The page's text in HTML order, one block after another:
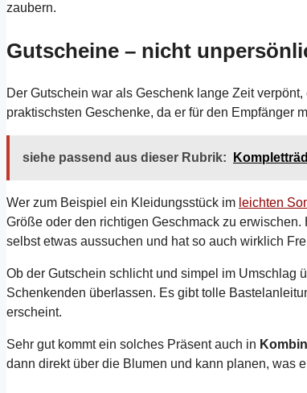
zaubern.
Gutscheine – nicht
Der Gutschein war als Geschenk lange Zeit
praktischsten Geschenke, da er für den Empfänger
siehe passend aus dieser Rubrik:
Wer zum Beispiel ein Kleidungsstück im leichten
Größe oder den richtigen Geschmack zu
selbst etwas aussuchen und hat so auch wirklich
Ob der Gutschein schlicht und simpel im Umschlag
Schenkenden überlassen. Es gibt tolle
erscheint.
Sehr gut kommt ein solches Präsent auch in
dann direkt über die Blumen und kann planen, was